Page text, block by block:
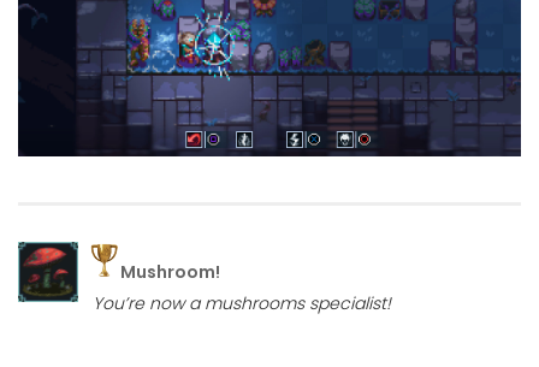
Mushroom!
You’re now a mushrooms specialist!